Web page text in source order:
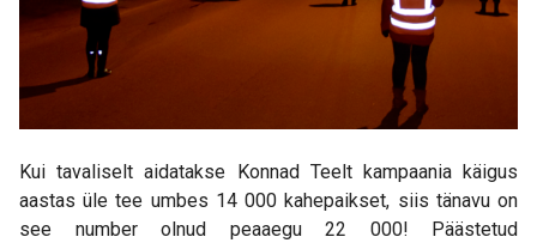
Kui tavaliselt aidatakse Konnad Teelt kampaania käigus
aastas üle tee umbes 14 000 kahepaikset, siis tänavu on
see number olnud peaaegu 22 000! Päästetud